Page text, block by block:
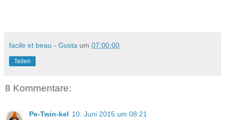
facile et beau - Gusta um 07:00:00
Teilen
8 Kommentare:
Pe-Twin-kel 10. Juni 2015 um 08:21